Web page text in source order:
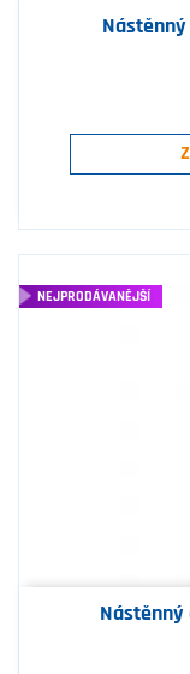
Nástěnný
NEJPRODÁVANĚJŠÍ